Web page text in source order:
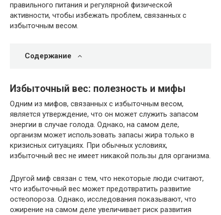
правильного питания и регулярной физической
активности, чтобы избежать проблем, связанных с
избыточным весом.
Содержание
Избыточный вес: полезность и мифы
Одним из мифов, связанных с избыточным весом,
является утверждение, что он может служить запасом
энергии в случае голода. Однако, на самом деле,
организм может использовать запасы жира только в
кризисных ситуациях. При обычных условиях,
избыточный вес не имеет никакой пользы для организма.
Другой миф связан с тем, что некоторые люди считают,
что избыточный вес может предотвратить развитие
остеопороза. Однако, исследования показывают, что
ожирение на самом деле увеличивает риск развития